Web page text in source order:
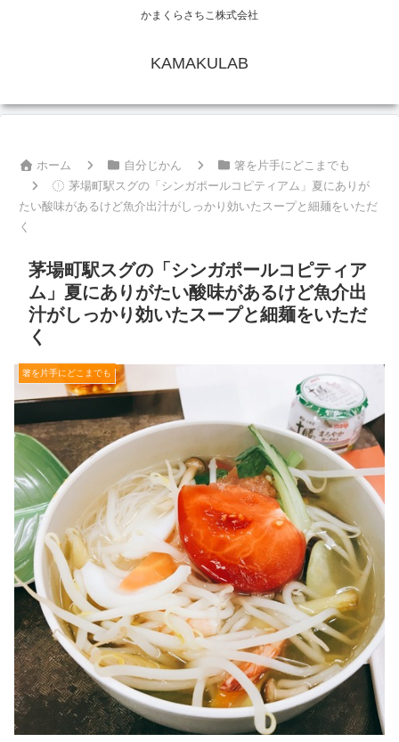
かまくらさちこ株式会社
KAMAKULAB
ホーム 自分じかん
箸を片手にどこまでも
茅場町駅スグの「シンガポールコピティアム」夏にありが
たい酸味があるけど魚介出汁がしっかり効いたスープと細麺をいただ
く
茅場町駅スグの「シンガポールコピティア
ム」夏にありがたい酸味があるけど魚介出
汁がしっかり効いたスープと細麺をいただ
く
箸を片手にどこまでも